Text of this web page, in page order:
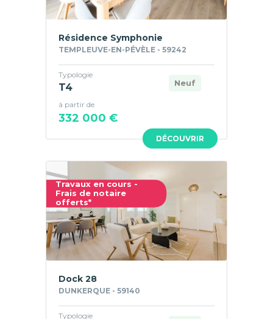
DÉCOUVRIR
Résidence Symphonie
TEMPLEUVE-EN-PÉVÈLE - 59242
Neuf
Typologie
T4
à partir de
332 000 €
Travaux en cours -
Frais de notaire
offerts*
Dock 28
DUNKERQUE - 59140
Typologie